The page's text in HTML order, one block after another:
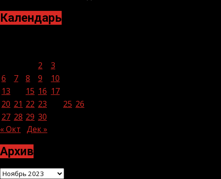
Календарь
2 3
6
7 8 9 10
13
15 16 17
20 21 22 23 25 26
27 28 29 30
« Окт Дек »
Архив
Архив